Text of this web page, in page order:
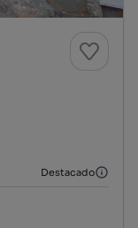
Destacado